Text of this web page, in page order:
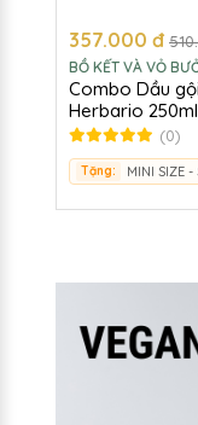
357.000 đ
BỒ KẾT VÀ VỎ
Combo Dầu
Herbario
Herbario 100ml
(0)
Tặng: